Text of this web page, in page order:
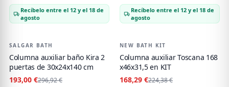
Recíbelo entre el 12 y el 18 de
agosto
Recíbelo entre el 12 y el 18 de
agosto
-35%
SALGAR BATH
Columna auxiliar baño Kira 2
puertas de 30x24x140 cm
193,00 €296,92 €
-25 %
NEW BATH KIT
Columna auxiliar Toscana 168
x46x31,5 en KIT
168,29 €224,38 €